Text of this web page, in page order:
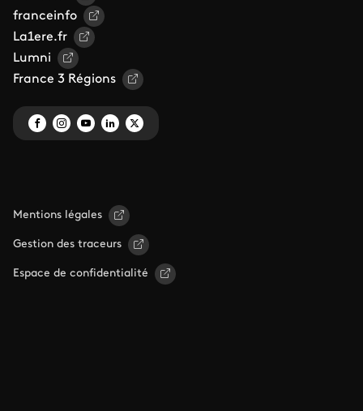
franceinfo
La1ere.fr
Lumni
France 3 Régions
Mentions légales
Gestion des traceurs
Espace de confidentialité